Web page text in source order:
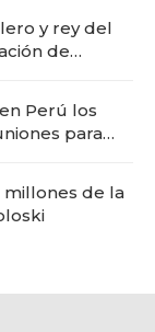
y rey del
de
Perú los
para
millones de la